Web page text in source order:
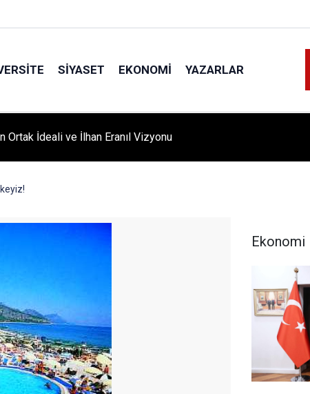
SIYASET EKONOMI YAZARLAR
MERHABA’ COŞKUSU: Kursiyerler Gönüllerince Eğlendi!
Ekonomi